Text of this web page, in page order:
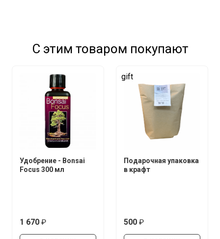
С этим товаром покупают
Удобрение - Bonsai
Focus 300 мл
1 670
gift
Подарочная упаковка
в крафт
500